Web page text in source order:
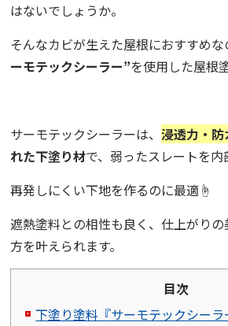
はないでしょうか。
そんなカビが生えた屋根におすすめ
ーモテックシーラー”を使用した屋根
サーモテックシーラーは、浸透力・
れた下塗り材で、弱ったスレートを内
再発しにくい下地を作るのに最適☝️
遮熱塗料との相性も良く、仕上がり
方を叶えられます。
目次
下塗り塗料『サーモテックシーラ